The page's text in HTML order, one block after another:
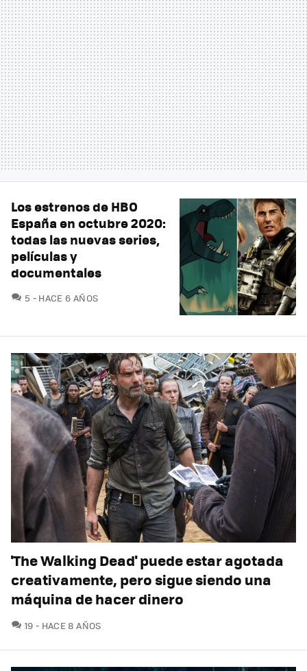
Los estrenos de HBO
España en octubre 2020:
todas las nuevas series,
películas y
documentales
5 COMENTARIOS
HACE 6 AÑOS
'The Walking Dead' puede estar agotada
creativamente, pero sigue siendo una
máquina de hacer dinero
19 COMENTARIOS
HACE 8 AÑOS